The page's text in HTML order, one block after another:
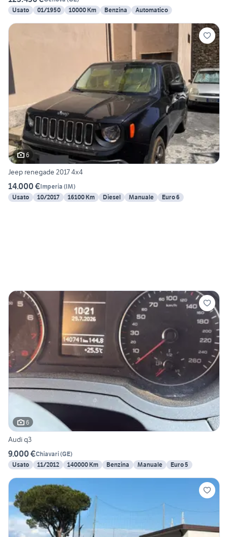
Usato
01/1950 10000 Km Benzina Automatico
6
Jeep renegade 2017 4x4
14.000 €Imperia (IM)
Usato
10/2017 16100 Km Diesel Manuale Euro 6
6
Audi q3
9.000 €Chiavari(GE)
Usato
11/2012 140000 Km Benzina Manuale Euro 5